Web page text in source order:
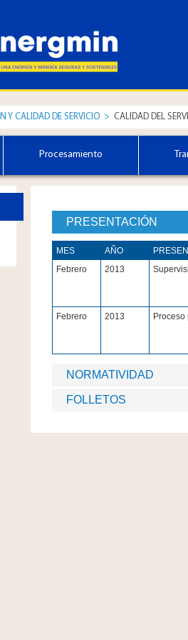
Y CALIDAD DE SERVICIO > CALIDAD DEL
Procesamiento
PRESENTACIÓN
​MES AÑO​
​Febrero
​2013
​Febrero ​2013
NORMATIVIDAD
FOLLETOS